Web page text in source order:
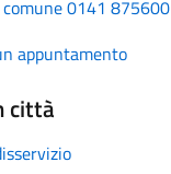
comune 0141 875600
appuntamento
città